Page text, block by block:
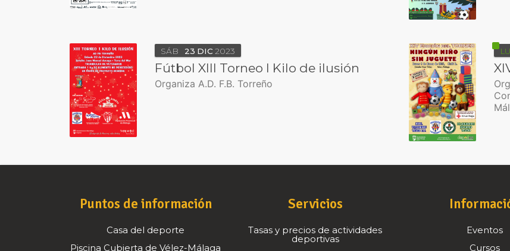
SÁB 23 DIC 2023
Fútbol XIII Torneo I Kilo de ilusión
Organiza A.D. F.B. Torreño
Puntos de información
Casa del deporte
Piscina Cubierta de Vélez-Málaga
Servicios
Tasas y precios de actividades
deportivas
Eventos
Cursos